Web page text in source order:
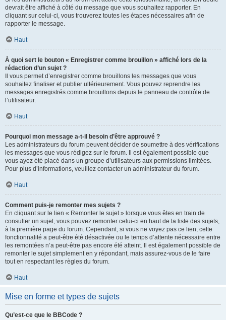
devrait être affiché à côté du message que vous souhaitez rapporter. En
cliquant sur celui-ci, vous trouverez toutes les étapes nécessaires afin de
rapporter le message.
Haut
À quoi sert le bouton « Enregistrer comme brouillon » affiché lors de la
rédaction d’un sujet ?
Il vous permet d’enregistrer comme brouillons les messages que vous
souhaitez finaliser et publier ultérieurement. Vous pouvez reprendre les
messages enregistrés comme brouillons depuis le panneau de contrôle de
l’utilisateur.
Haut
Pourquoi mon message a-t-il besoin d’être approuvé ?
Les administrateurs du forum peuvent décider de soumettre à des vérifications
les messages que vous rédigez sur le forum. Il est également possible que
vous ayez été placé dans un groupe d’utilisateurs aux permissions limitées.
Pour plus d’informations, veuillez contacter un administrateur du forum.
Haut
Comment puis-je remonter mes sujets ?
En cliquant sur le lien « Remonter le sujet » lorsque vous êtes en train de
consulter un sujet, vous pouvez remonter celui-ci en haut de la liste des sujets,
à la première page du forum. Cependant, si vous ne voyez pas ce lien, cette
fonctionnalité a peut-être été désactivée ou le temps d’attente nécessaire entre
les remontées n’a peut-être pas encore été atteint. Il est également possible de
remonter le sujet simplement en y répondant, mais assurez-vous de le faire
tout en respectant les règles du forum.
Haut
Mise en forme et types de sujets
Qu’est-ce que le BBCode ?